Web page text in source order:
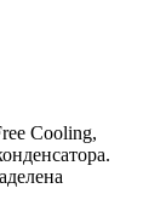
Cooling,